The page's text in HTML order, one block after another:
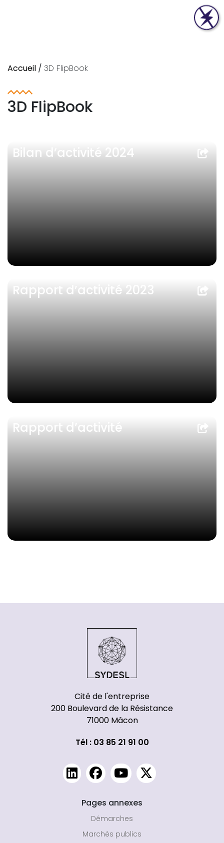
Accueil / 3D FlipBook
3D FlipBook
Bilan d’activité 2024
Rapport d’activité 2023
Rapport d’activité
Cité de l'entreprise
200 Boulevard de la Résistance
71000 Mâcon
Tél : 03 85 21 91 00
Pages annexes
Démarches
Marchés publics